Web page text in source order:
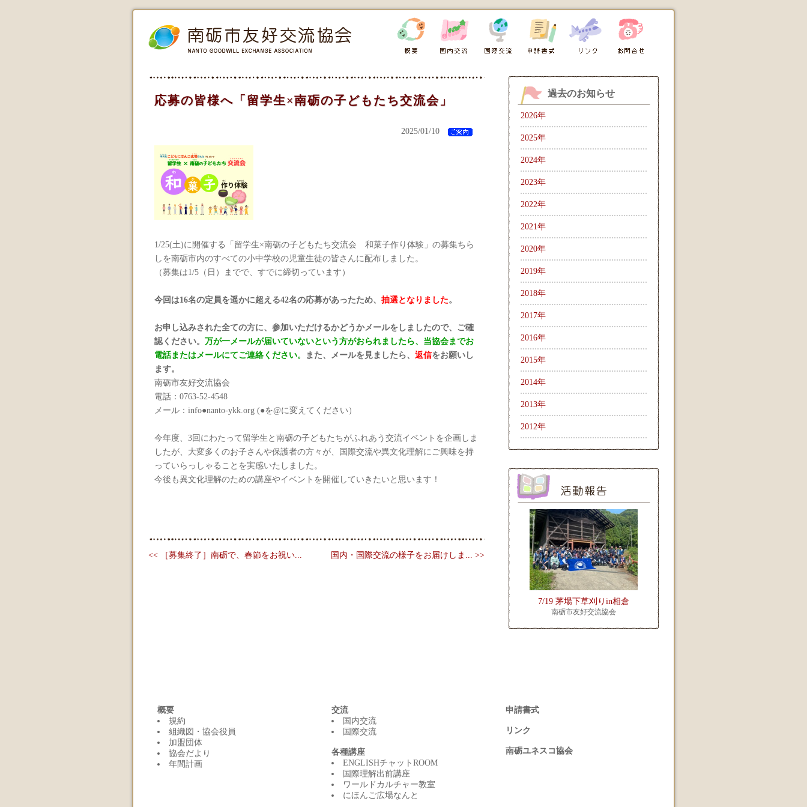
応募の皆様へ「留学生×南砺の子どもたち交流会」
2025/01/10
1/25(土)に開催する「留学生×南砺の子どもたち交流会 和菓子作り体験」の募集ちら
しを南砺市内のすべての小中学校の児童生徒の皆さんに配布しました。
（募集は1/5（日）までで、すでに締切っています）
今回は16名の定員を遥かに超える42名の応募があったため、 抽選となりました。
お申し込みされた全ての方に、参加いただけるかどうかメールをしましたので、ご確
認ください。 万が一メールが届いていないという方がおられましたら、当協会までお
電話またはメールにてご連絡ください。
また、メールを見ましたら、 返信をお願いし
ます。
南砺市友好交流協会
電話：0763-52-4548
メール：info●nanto-ykk.org (●を@に変えてください）
今年度、3回にわたって留学生と南砺の子どもたちがふれあう交流イベントを企画しま
したが、大変多くのお子さんや保護者の方々が、国際交流や異文化理解にご興味を持
っていらっしゃることを実感いたしました。
今後も異文化理解のための講座やイベントを開催していきたいと思います！
<< ［募集終了］南砺で、春節をお祝い... 国内・国際交流の様子をお届けしま... >>
過去のお知らせ
2026年
2025年
2024年
2023年
2022年
2021年
2020年
2019年
2018年
2017年
2016年
2015年
2014年
2013年
2012年
7/19 茅場下草刈りin相倉
南砺市友好交流協会
概要
規約
組織図・協会役員
加盟団体
協会だより
年間計画
交流
国内交流
国際交流
各種講座
ENGLISHチャットROOM
国際理解出前講座
ワールドカルチャー教室
にほんご広場なんと
申請書式
リンク
南砺ユネスコ協会